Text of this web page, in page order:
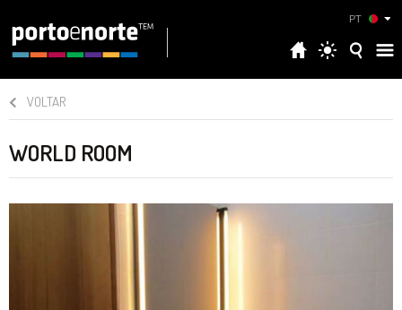
PT
VOLTAR
WORLD ROOM